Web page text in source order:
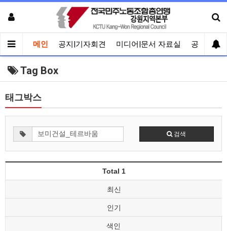
메인 공지|기자회견 미디어|문서 자료실 공유게시
Tag Box
태그박스
검색
Total 1
최신
인기
색인